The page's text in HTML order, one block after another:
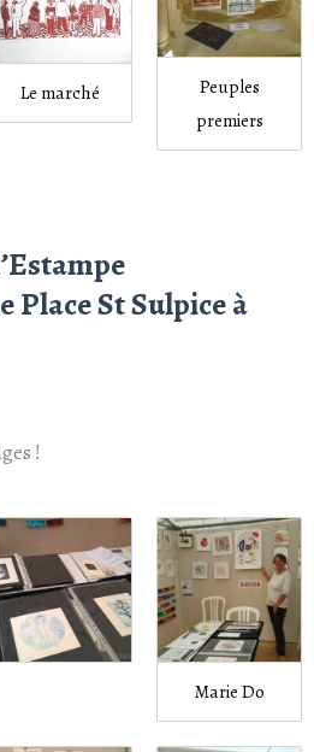
Le marché
Peuples
premiers
St Sulpice à
!
Marie Do